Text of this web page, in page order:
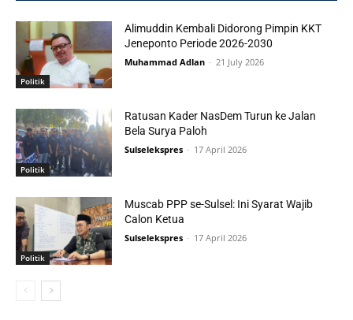
Politik
Alimuddin Kembali Didorong Pimpin KKT
Jeneponto Periode 2026-2030
Muhammad Adlan - 21 July 2026
Politik
Ratusan Kader NasDem Turun ke Jalan
Bela Surya Paloh
Sulselekspres - 17 April 2026
Politik
Muscab PPP se-Sulsel: Ini Syarat Wajib
Calon Ketua
Sulselekspres - 17 April 2026